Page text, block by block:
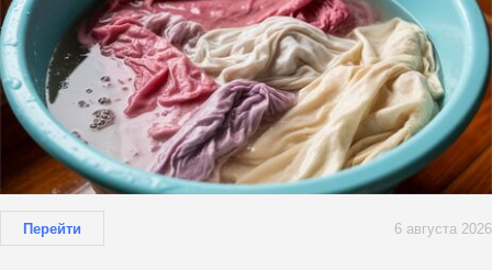
Перейти 6 августа 2026